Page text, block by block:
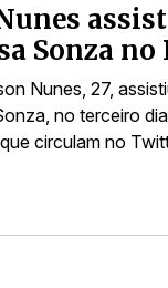
Sonza no
Nunes, 27,
no terceiro
circulam no